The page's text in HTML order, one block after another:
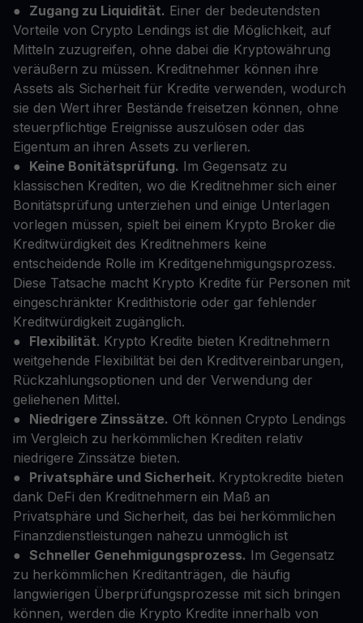
● Zugang zu Liquidität. Einer der bedeutendsten
Vorteile von Crypto Lendings ist die Möglichkeit, auf
Mitteln zuzugreifen, ohne dabei die Kryptowährung
veräußern zu müssen. Kreditnehmer können ihre
Assets als Sicherheit für Kredite verwenden, wodurch
sie den Wert ihrer Bestände freisetzen können, ohne
steuerpflichtige Ereignisse auszulösen oder das
Eigentum an ihren Assets zu verlieren.
● Keine Bonitätsprüfung. Im Gegensatz zu
klassischen Krediten, wo die Kreditnehmer sich einer
Bonitätsprüfung unterziehen und einige Unterlagen
vorlegen müssen, spielt bei einem Krypto Broker die
Kreditwürdigkeit des Kreditnehmers keine
entscheidende Rolle im Kreditgenehmigungsprozess.
Diese Tatsache macht Krypto Kredite für Personen mit
eingeschränkter Kredithistorie oder gar fehlender
Kreditwürdigkeit zugänglich.
● Flexibilität. Krypto Kredite bieten Kreditnehmern
weitgehende Flexibilität bei den Kreditvereinbarungen,
Rückzahlungsoptionen und der Verwendung der
geliehenen Mittel.
● Niedrigere Zinssätze. Oft können Crypto Lendings
im Vergleich zu herkömmlichen Krediten relativ
niedrigere Zinssätze bieten.
● Privatsphäre und Sicherheit. Kryptokredite bieten
dank DeFi den Kreditnehmern ein Maß an
Privatsphäre und Sicherheit, das bei herkömmlichen
Finanzdienstleistungen nahezu unmöglich ist
● Schneller Genehmigungsprozess. Im Gegensatz
zu herkömmlichen Kreditanträgen, die häufig
langwierigen Überprüfungsprozesse mit sich bringen
können, werden die Krypto Kredite innerhalb von